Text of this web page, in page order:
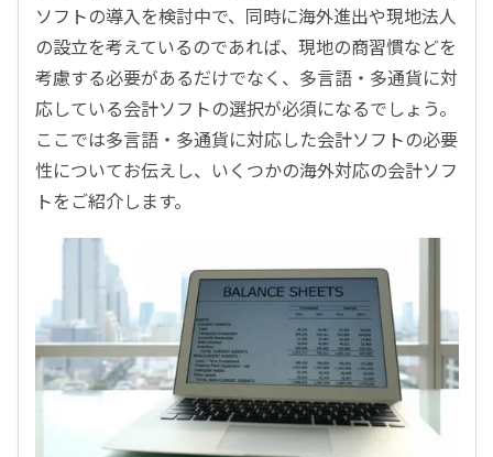
BPR／業務改善
ソフトの導入を検討中で、同時に海外進出や現地法人
の設立を考えているのであれば、現地の商習慣などを
考慮する必要があるだけでなく、多言語・多通貨に対
応している会計ソフトの選択が必須になるでしょう。
ここでは多言語・多通貨に対応した会計ソフトの必要
性についてお伝えし、いくつかの海外対応の会計ソフ
トをご紹介します。